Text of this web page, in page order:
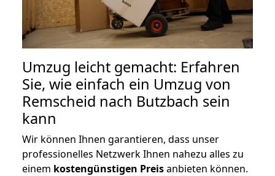
Umzug leicht gemacht: Erfahren
Sie, wie einfach ein Umzug von
Remscheid nach Butzbach sein
kann
Wir können Ihnen garantieren, dass unser
professionelles Netzwerk Ihnen nahezu alles zu
einem kostengünstigen Preisanbieten können.